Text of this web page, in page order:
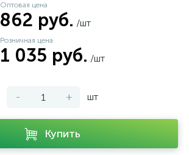
Оптовая цена
862 руб. /шт
Розничная цена
1 035 руб. /шт
- + шт
Купить